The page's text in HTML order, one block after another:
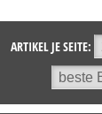
ARTIKEL JE SEITE: